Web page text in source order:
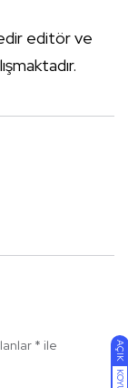
AÇIK
KOYU
editör ve
* ile